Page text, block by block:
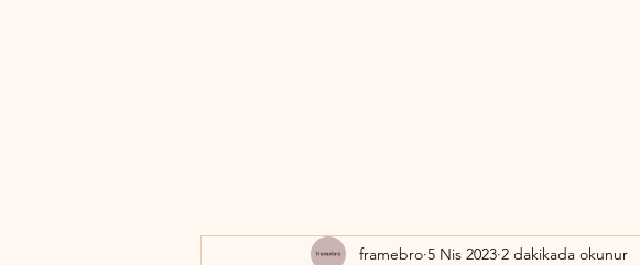
framebro 5 Nis 2023 2 dakikada okunur